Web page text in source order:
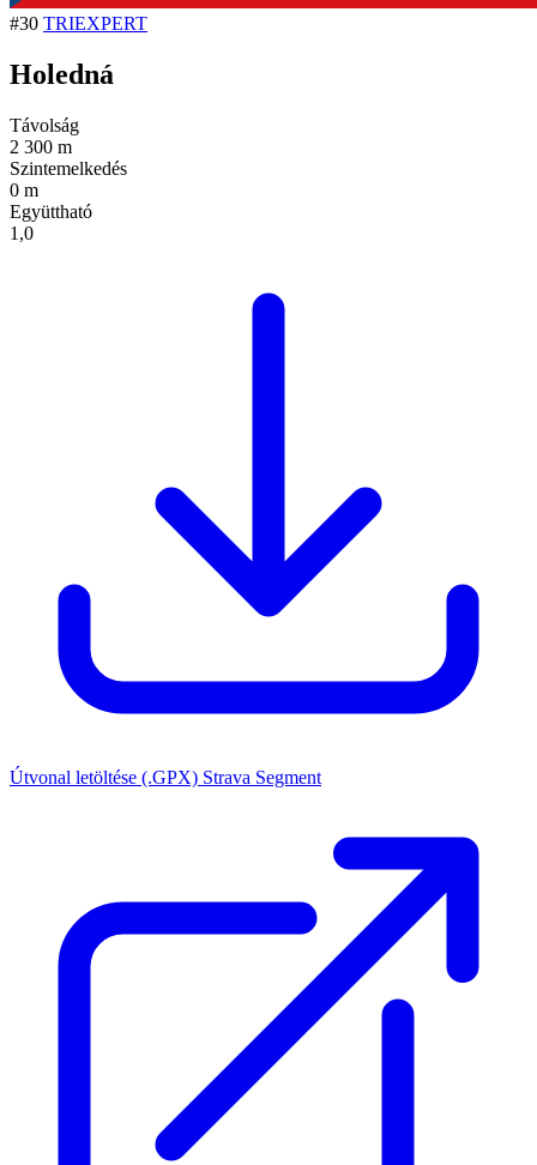
#30 TRIEXPERT
Holedná
Távolság
2 300 m
Szintemelkedés
0 m
Együttható
1,0
Útvonal letöltése (.GPX) Strava Segment